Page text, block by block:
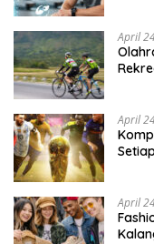
April
April
April